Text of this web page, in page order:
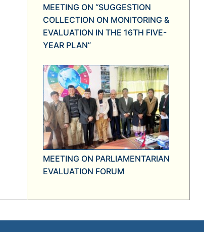
MEETING ON “SUGGESTION
COLLECTION ON MONITORING &
EVALUATION IN THE 16TH FIVE-
YEAR PLAN”
MEETING ON PARLIAMENTARIAN
EVALUATION FORUM